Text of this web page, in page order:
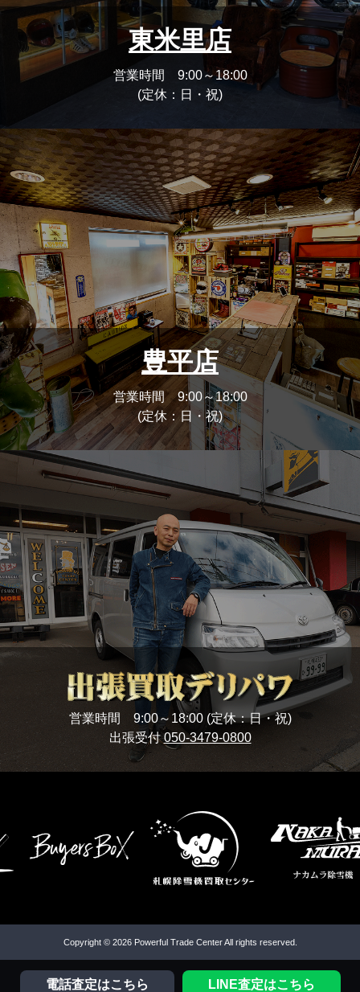
東米里店
営業時間 9:00～18:00
(定休：日・祝)
豊平店
営業時間 9:00～18:00
(定休：日・祝)
営業時間 9:00～18:00 (定休：日・祝)
出張受付050-3479-0800
電話査定はこちら LINE査定はこちら
Copyright © 2026 Powerful Trade Center All rights reserved.